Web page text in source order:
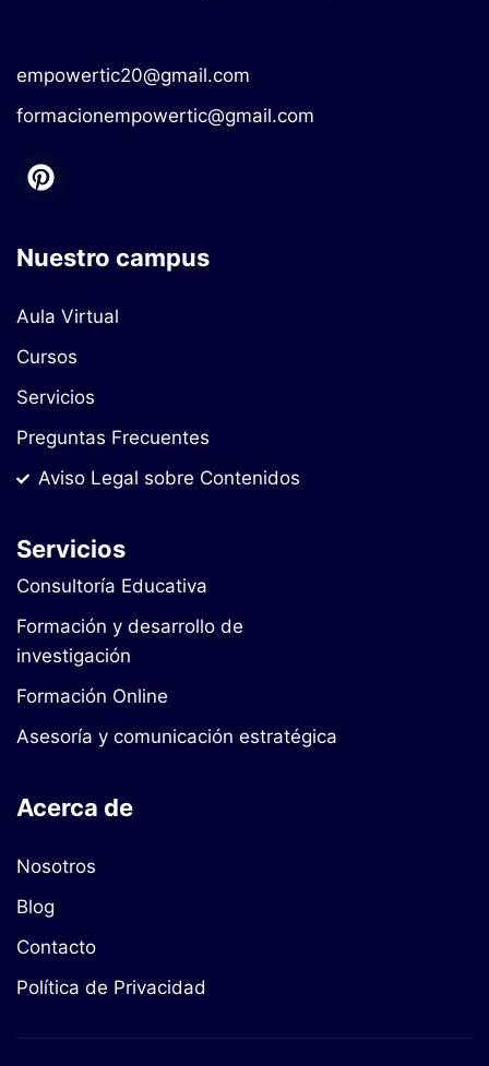
empowertic20@gmail.com
formacionempowertic@gmail.com
Nuestro campus
Aula Virtual
Cursos
Servicios
Preguntas Frecuentes
Aviso Legal sobre Contenidos
Servicios
Consultoría Educativa
Formación y desarrollo de
investigación
Formación Online
Asesoría y comunicación estratégica
Acerca de
Nosotros
Blog
Contacto
Política de Privacidad